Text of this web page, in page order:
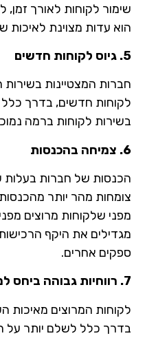
שימור לקוחות לאורך זמן,
הוא עדות מצוינת לאיכות
5. גיוס לקוחות חדשים
חברות המצטיינות בשירות
לקוחות חדשים, בדרך כלל
בשירות לקוחות ברמה
6. צמיחה בהכנסות
הכנסות של חברות בעלות
צומחות מהר יותר
מפני שלקוחות מרוצים
מגדילים את היקף
ספקים אחרים.
7. רווחיות גבוהה ביחס למתחרים
לקוחות המרוצים מאיכות
בדרך כלל לשלם יותר על